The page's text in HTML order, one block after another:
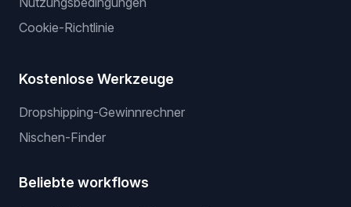
Cookie-Richtlinie
Kostenlose Werkzeuge
Dropshipping-Gewinnrechner
Nischen-Finder
Beliebte workflows